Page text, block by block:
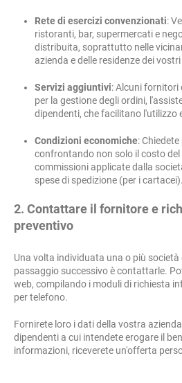
Rete di esercizi convenzionati:
ristoranti, bar, supermercati e
distribuita, soprattutto nelle
azienda e delle residenze dei
Servizi aggiuntivi: Alcuni
per la gestione degli ordini,
dipendenti, che facilitano l'utilizzo
Condizioni economiche:
confrontando non solo il costo del
commissioni applicate dalla
spese di spedizione (per i cartacei).
2. Contattare il fornitore e
preventivo
Una volta individuata una o più società
passaggio successivo è contattarle.
web, compilando i moduli di richiesta
per telefono.
Fornirete loro i dati della vostra
dipendenti a cui intendete erogare il
informazioni, riceverete un'offerta